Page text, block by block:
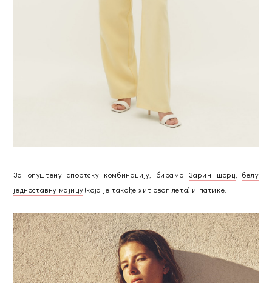
За опуштену спортску комбинацију, бирамоЗарин шорц,белу
једноставну мајицу(која је такође хит овог лета) и патике.